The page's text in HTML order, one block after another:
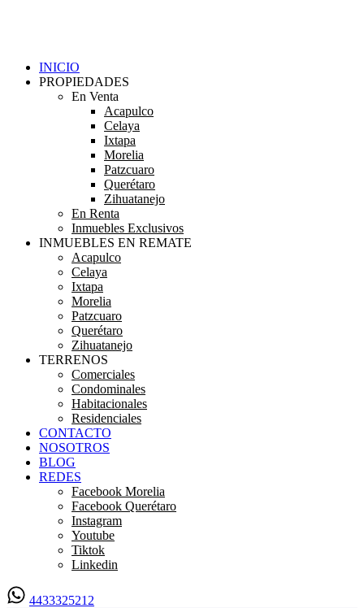
INICIO
PROPIEDADES
En Venta
Acapulco
Celaya
Ixtapa
Morelia
Patzcuaro
Querétaro
Zihuatanejo
En Renta
Inmuebles Exclusivos
INMUEBLES EN REMATE
Acapulco
Celaya
Ixtapa
Morelia
Patzcuaro
Querétaro
Zihuatanejo
TERRENOS
Comerciales
Condominales
Habitacionales
Residenciales
CONTACTO
NOSOTROS
BLOG
REDES
Facebook Morelia
Facebook Querétaro
Instagram
Youtube
Tiktok
Linkedin
4433325212